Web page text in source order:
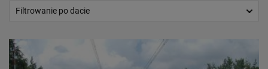
Filtrowanie po dacie
Aktualności
Multimedia
Logotypy